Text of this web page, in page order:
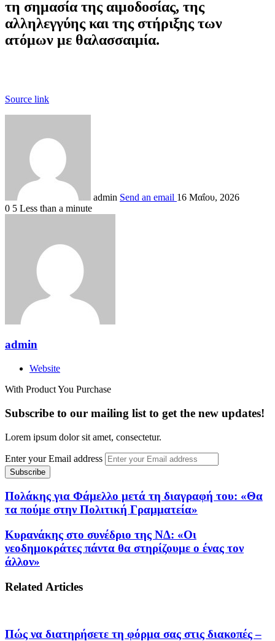
τη σημασία της αιμοδοσίας, της
αλληλεγγύης και της στήριξης των
ατόμων με θαλασσαιμία.
Source link
admin Send an email 16 Μαΐου, 2026
0 5 Less than a minute
admin
Website
With Product You Purchase
Subscribe to our mailing list to get the new updates!
Lorem ipsum dolor sit amet, consectetur.
Enter your Email address
Πολάκης για Φάμελλο μετά τη διαγραφή του: «Θα
τα πούμε στην Πολιτική Γραμματεία»
Κυρανάκης στο συνέδριο της ΝΔ: «Οι
νεοδημοκράτες πάντα θα στηρίζουμε ο ένας τον
άλλον»
Related Articles
Πώς να διατηρήσετε τη φόρμα σας στις διακοπές –